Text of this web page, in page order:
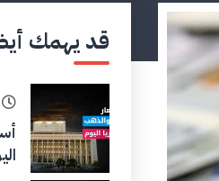
قد يهمك
اليوم |